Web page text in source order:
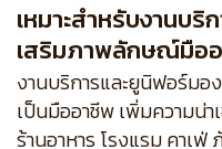
เหมาะสำหรับงานบ
เสริมภาพลักษณ์มือ
งานบริการและยูนิฟอร์ม
เป็นมืออาชีพ เพิ่มความน่า
ร้านอาหาร โรงแรม คาเ